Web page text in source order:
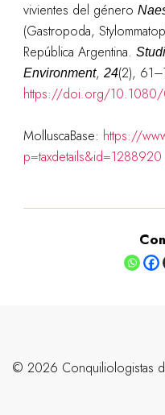
vivientes del género
(Gastropoda,
República Argentina.
Environment, 24(2),
https://doi.org/
MolluscaBase: https://
p=taxdetails&id=1288920
©️ 2026 Conquiliologistas